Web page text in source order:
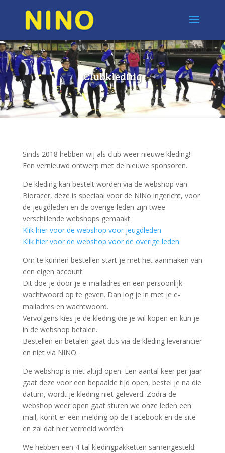
Clubkleding
Sinds 2018 hebben wij als club weer nieuwe kleding!
Een vernieuwd ontwerp met de nieuwe sponsoren.
De kleding kan bestelt worden via de webshop van
Bioracer, deze is speciaal voor de NiNo ingericht, voor
de jeugdleden en de overige leden zijn twee
verschillende webshops gemaakt.
Klik hier voor de webshop voor jeugdleden
Klik hier voor de webshop voor de overige leden
Om te kunnen bestellen start je met het aanmaken van
een eigen account.
Dit doe je door je e-mailadres en een persoonlijk
wachtwoord op te geven. Dan log je in met je e-
mailadres en wachtwoord.
Vervolgens kies je de kleding die je wil kopen en kun je
in de webshop betalen.
Bestellen en betalen gaat dus via de kleding leverancier
en niet via NINO.
De webshop is niet altijd open. Een aantal keer per jaar
gaat deze voor een bepaalde tijd open, bestel je na die
datum, wordt je kleding niet geleverd. Zodra de
webshop weer open gaat sturen we onze leden een
mail, komt er een melding op de Facebook en de site
en zal dat hier vermeld worden.
We hebben een 4-tal kledingpakketten samengesteld: